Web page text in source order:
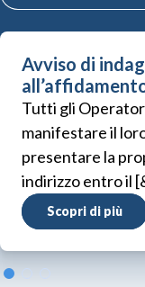
Avviso di
Tutti gli
manifestare il
presentare la
indirizzo entro il
Scopri di più